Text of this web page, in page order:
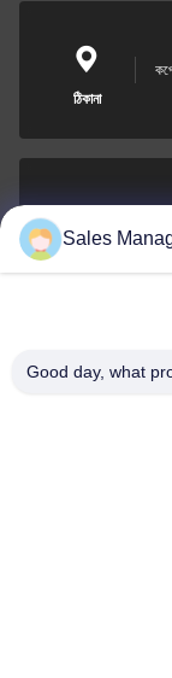
ঠিকানা
Sales
Good day, what